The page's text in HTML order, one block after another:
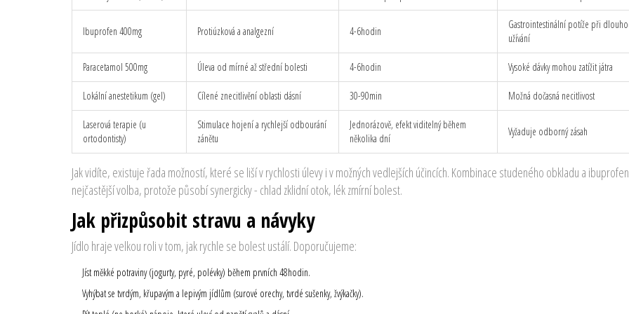
Ibuprofen 400mg Protiúzková a analgezní 4-6hodin
Gastrointestinální potíže při
užívání
Paracetamol 500mg Úleva od mírné až střední bolesti 4-6hodin Vysoké dávky mohou zatížit játra
Lokální anestetikum (gel) Cílené znecitlivění oblasti dásní 30-90min Možná dočasná necitlivost
Laserová terapie (u
ortodontisty)
Stimulace hojení a rychlejší odbourání
zánětu
Jednorázově, efekt viditelný během
několika dní
Vyžaduje odborný zásah
Jak vidíte, existuje řada možností, které se liší v rychlosti úlevy i v možných vedlejších účincích. Kombinace studeného obkladu a
nejčastější volba, protože působí synergicky - chlad zklidní otok, lék zmírní bolest.
Jak přizpůsobit stravu a návyky
Jídlo hraje velkou roli v tom, jak rychle se bolest ustálí. Doporučujeme:
Jíst měkké potraviny (jogurty, pyré, polévky) během prvních 48hodin.
Vyhýbat se tvrdým, křupavým a lepivým jídlům (surové orechy, tvrdé sušenky, žvýkačky).